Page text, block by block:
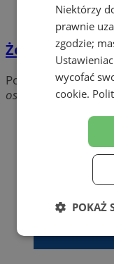
Żorska Izba
Pozostałe instytucje
os. Sikorskiego, 44-
Niektórzy
prawnie
zgodzie;
wycofać
cookie.
POKAŻ